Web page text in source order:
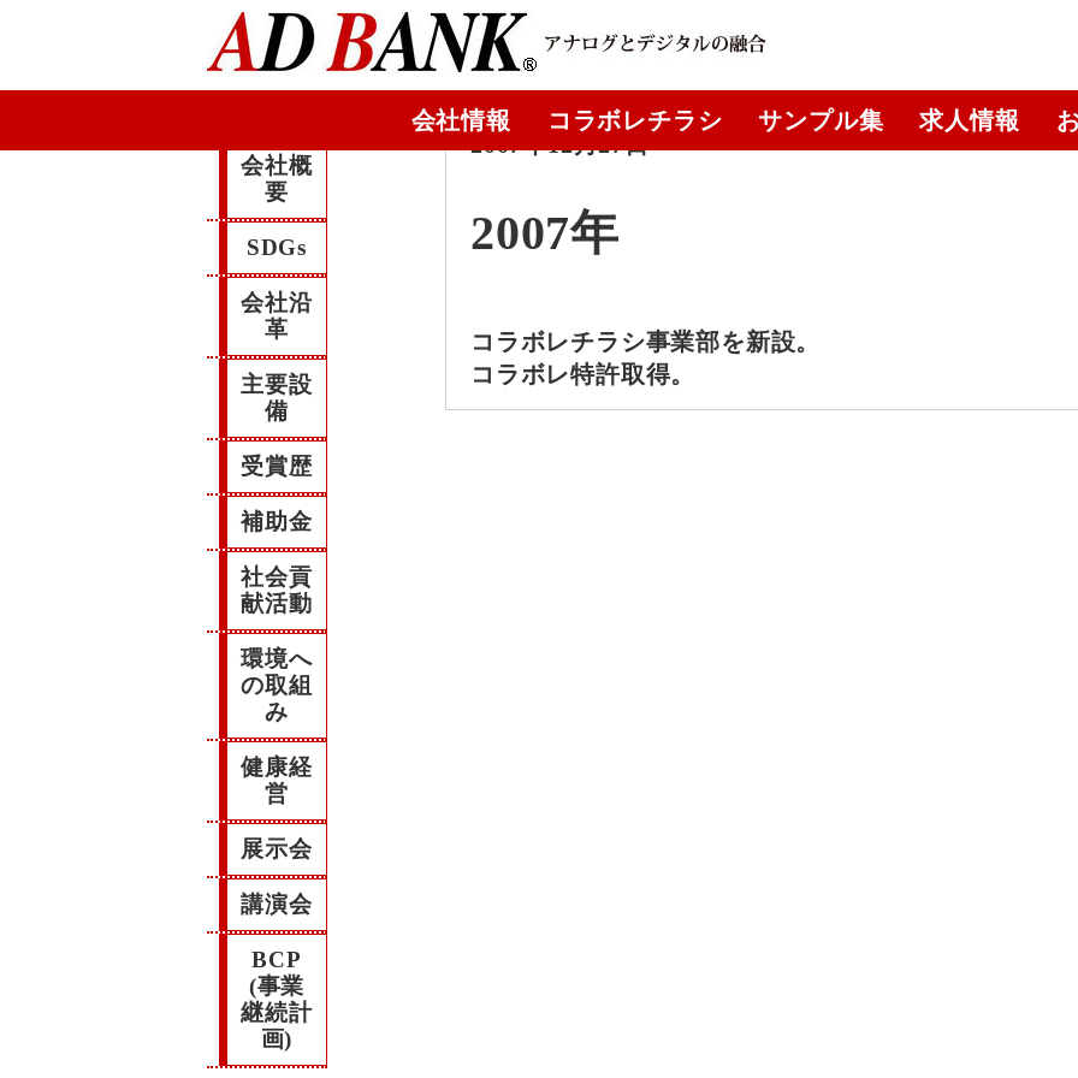
会社情報 コラボレチラシ サンプル集 求人情報
会社概
要
SDGs
会社沿
革
主要設
備
受賞歴
補助金
社会貢
献活動
環境へ
の取組
み
健康経
営
展示会
講演会
BCP
(事業
継続計
画)
2007年12月27日
2007年
コラボレチラシ事業部を新設。
コラボレ特許取得。